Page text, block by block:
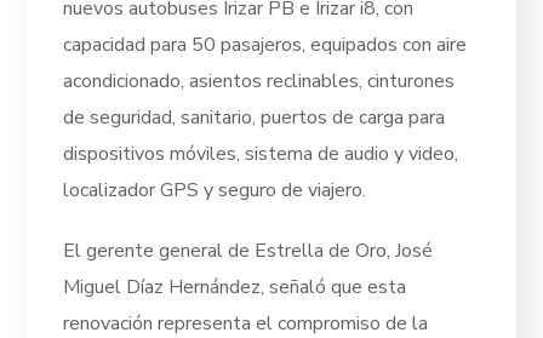
nuevos autobuses Irizar PB e Irizar i8, con
capacidad para 50 pasajeros, equipados con aire
acondicionado, asientos reclinables, cinturones
de seguridad, sanitario, puertos de carga para
dispositivos móviles, sistema de audio y video,
localizador GPS y seguro de viajero.
El gerente general de Estrella de Oro, José
Miguel Díaz Hernández, señaló que esta
renovación representa el compromiso de la